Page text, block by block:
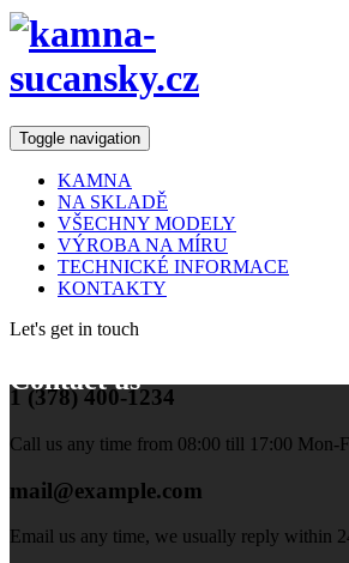
Toggle navigation
KAMNA
NA SKLADĚ
VŠECHNY MODELY
VÝROBA NA MÍRU
TECHNICKÉ INFORMACE
KONTAKTY
Let's get in touch
Contact us
1 (378) 400-1234
Call us any time from 08:00 till 17:00 Mon-
mail@example.com
Email us any time, we usually reply within